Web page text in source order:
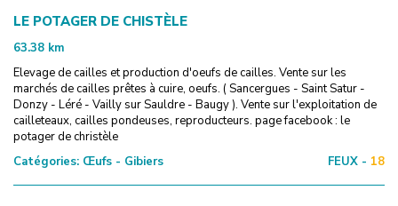
LE POTAGER DE CHISTÈLE
63.38 km
Elevage de cailles et production d'oeufs de cailles. Vente sur les
marchés de cailles prêtes à cuire, oeufs. ( Sancergues - Saint Satur -
Donzy - Léré - Vailly sur Sauldre - Baugy ). Vente sur l'exploitation de
cailleteaux, cailles pondeuses, reproducteurs. page facebook : le
potager de christèle
Catégories: Œufs - Gibiers FEUX - 18